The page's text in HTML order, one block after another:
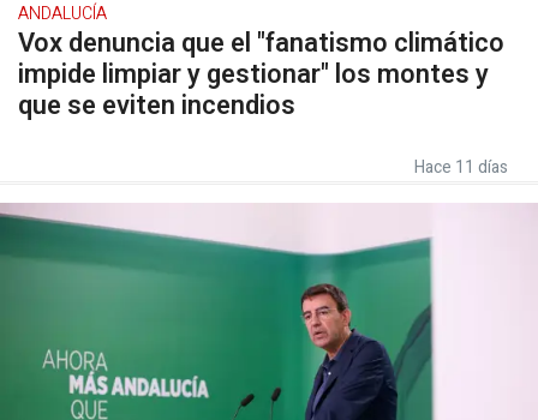
ANDALUCÍA
Vox denuncia que el "fanatismo climático
impide limpiar y gestionar" los montes y
que se eviten incendios
Hace 11 días